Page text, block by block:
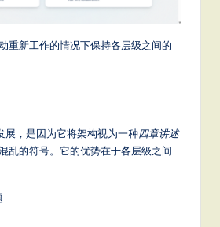
重新工作的情况下保持各层级之间的
展，是因为它将架构视为一种四章讲述
乱的符号。它的优势在于各层级之间